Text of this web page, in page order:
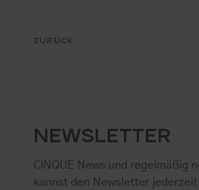
ZURÜCK
NEWSLETTER
CINQUE News und regelmäßig
kannst den Newsletter